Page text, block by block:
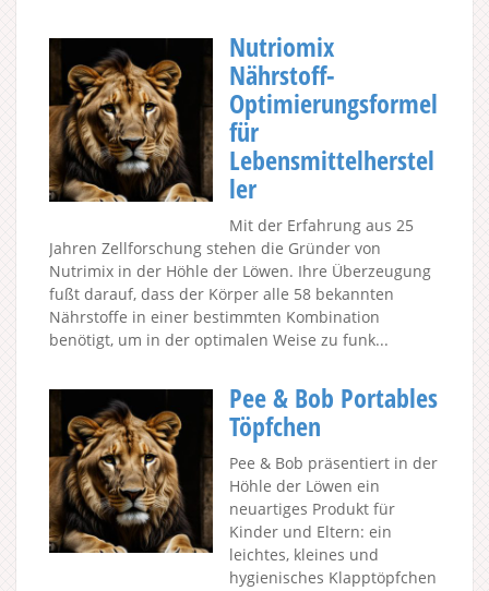
Nutriomix
Nährstoff-
Optimierungsformel
für
Lebensmittelherstel
ler
Mit der Erfahrung aus 25
Jahren Zellforschung stehen die Gründer von
Nutrimix in der Höhle der Löwen. Ihre Überzeugung
fußt darauf, dass der Körper alle 58 bekannten
Nährstoffe in einer bestimmten Kombination
benötigt, um in der optimalen Weise zu funk...
Pee & Bob Portables
Töpfchen
Pee & Bob präsentiert in der
Höhle der Löwen ein
neuartiges Produkt für
Kinder und Eltern: ein
leichtes, kleines und
hygienisches Klapptöpfchen